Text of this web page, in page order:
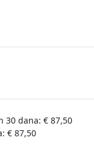
30 dana: € 87,50
€ 87,50